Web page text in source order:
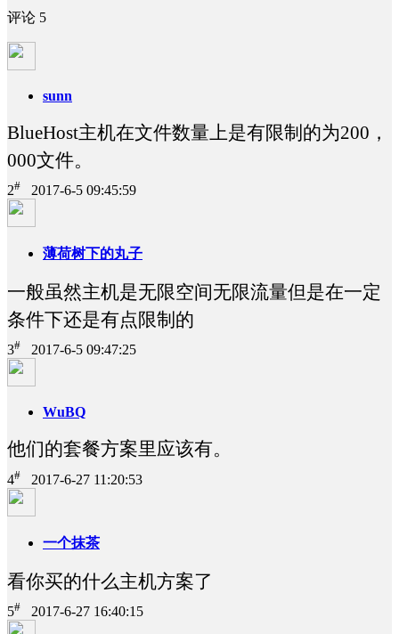
评论 5
sunn
BlueHost主机在文件数量上是有限制的为200，
000文件。
2# 2017-6-5 09:45:59
薄荷树下的丸子
一般虽然主机是无限空间无限流量但是在一定
条件下还是有点限制的
3# 2017-6-5 09:47:25
WuBQ
他们的套餐方案里应该有。
4# 2017-6-27 11:20:53
一个抹茶
看你买的什么主机方案了
5# 2017-6-27 16:40:15